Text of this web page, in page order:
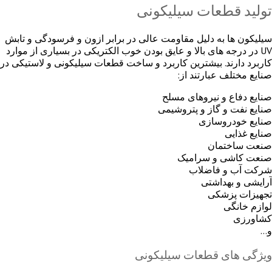
تولید قطعات سیلیکونی
سیلیکون ها به دلیل مقاومت عالی در برابر ازون و فرسودگی و تابش
UV در درجه های بالا و عایق بودن خوب الکتریکی در بسیاری از موارد
کاربرد دارند. بیشترین کاربرد و ساخت قطعات سیلیکونی و لاستیکی در
صنایع مختلف عبارتند از:
صنایع دفاع و نیروهای مسلح
صنایع نفت و گاز و پتروشیمی
صنایع خودروسازی
صنایع غذایی
صنعت ساختمان
صنعت کاشی و سرامیک
شرکت آب و فاضلاب
آرایشی و بهداشتی
تجهیزات پزشکی
لوازم خانگی
کشاورزی
و…
ویژگی های قطعات سیلیکونی